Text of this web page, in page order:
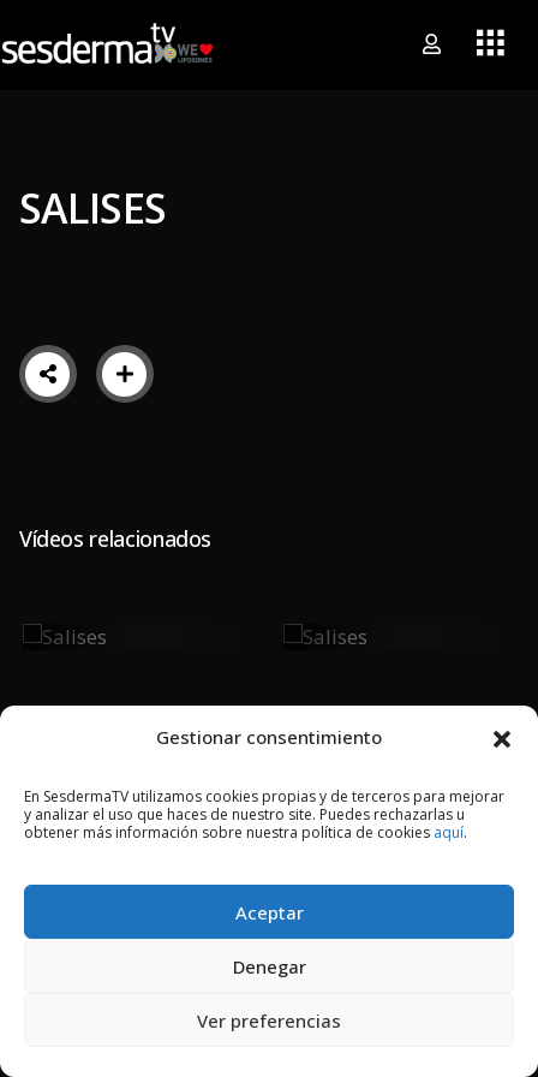
Gestionar consentimiento
En SesdermaTV utilizamos cookies propias y de terceros para mejorar
y analizar el uso que haces de nuestro site. Puedes rechazarlas u
obtener más información sobre nuestra política de cookies aquí.
Aceptar
Denegar
Ver preferencias
SALISES
Vídeos relacionados
Salises Salises
2018 © Copyright Sesderma SL
AVISO LEGAL
POLÍTICA DE PRIVACIDAD
COOKIES